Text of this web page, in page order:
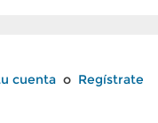
cuenta o Regístrate